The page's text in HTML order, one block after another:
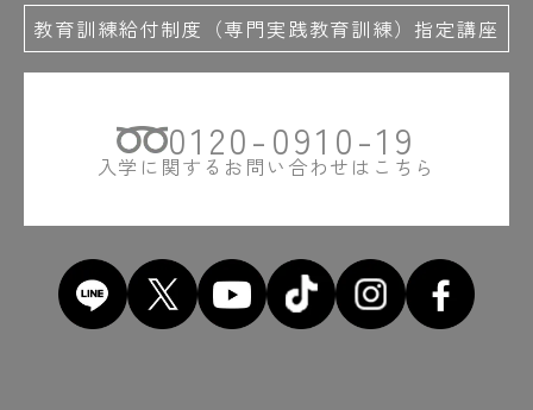
0120-0910-19
入学に関するお問い合わせはこちら
教育訓練給付制度（専門実践教育訓練）指定講座